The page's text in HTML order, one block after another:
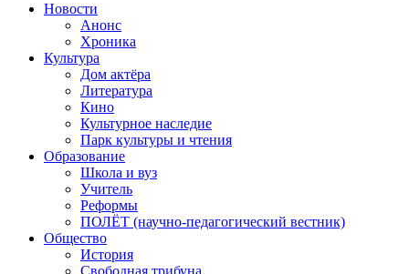
Новости
Анонс
Хроника
Культура
Дом актёра
Литература
Кино
Культурное наследие
Парк культуры и чтения
Образование
Школа и вуз
Учитель
Реформы
ПОЛЁТ (научно-педагогический вестник)
Общество
История